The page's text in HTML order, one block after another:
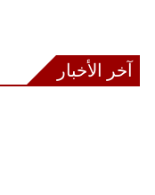
آخر الأخبار